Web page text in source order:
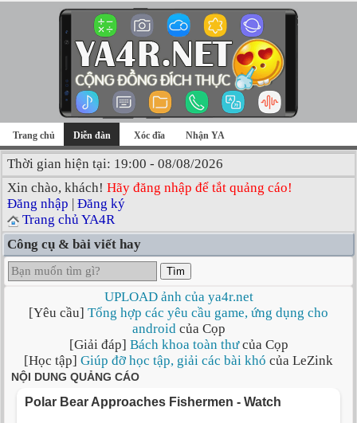
Trang chủ Diễn đàn Xóc đĩa Nhận YA
Thời gian hiện tại: 19:00 - 08/08/2026
Xin chào, khách! Hãy đăng nhập để tắt quảng cáo!
Đăng nhập | Đăng ký
Trang chủ YA4R
Công cụ & bài viết hay
Tìm
UPLOAD ảnh của ya4r.net
[Yêu cầu] Tổng hợp các yêu cầu game, ứng dụng cho
androidcủa Cọp
[Giải đáp] Bách khoa toàn thưcủa Cọp
[Học tập] Giúp đỡ học tập, giải các bài khó của LeZink